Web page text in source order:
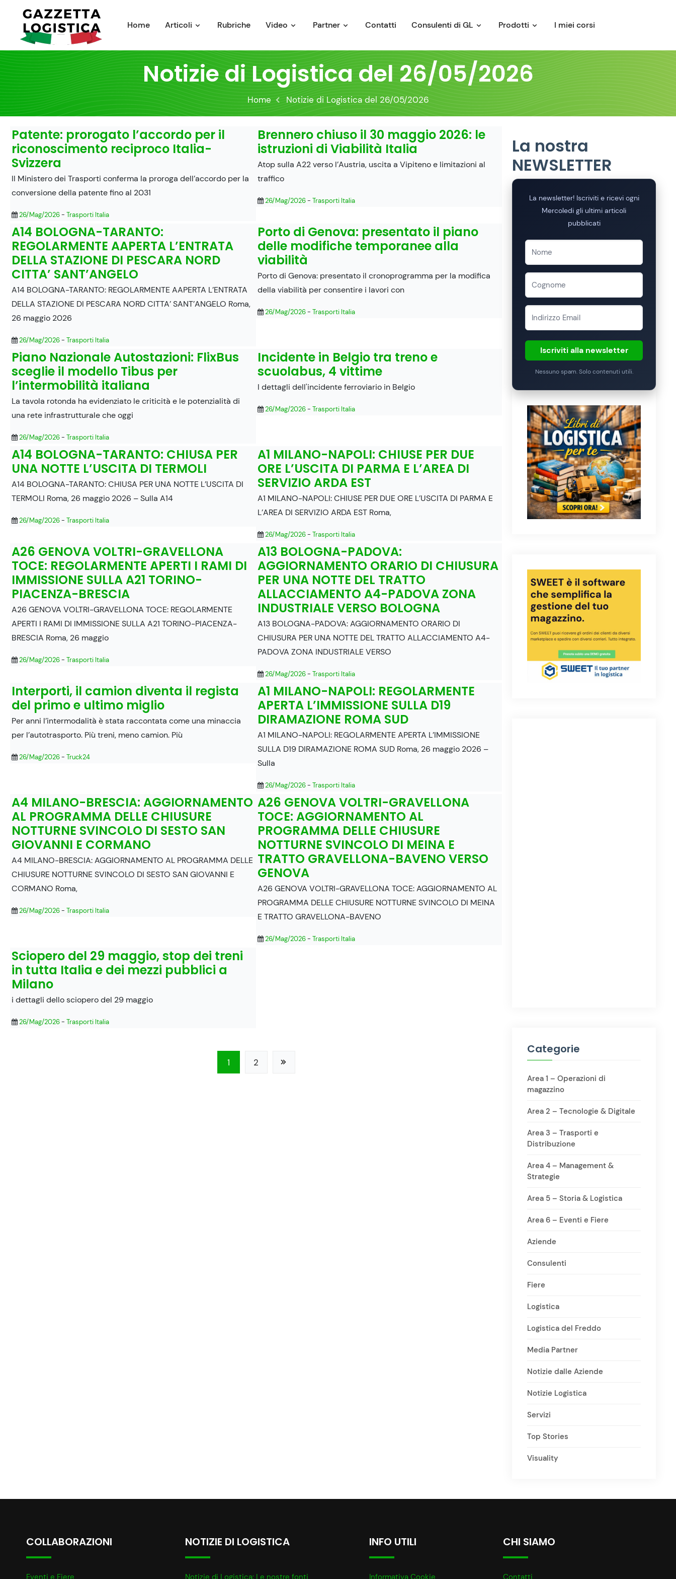
content
Home Articoli Rubriche Video Partner Contatti Consulenti di GL Prodotti I miei corsi
Notizie di Logistica del 26/05/2026
Home Notizie di Logistica del 26/05/2026
Patente: prorogato l’accordo per il
riconoscimento reciproco Italia-
Svizzera
Il Ministero dei Trasporti conferma la proroga dell’accordo per la
conversione della patente fino al 2031
26/Mag/2026- Trasporti Italia
Brennero chiuso il 30 maggio 2026: le
istruzioni di Viabilità Italia
Atop sulla A22 verso l’Austria, uscita a Vipiteno e limitazioni al
traffico
26/Mag/2026- Trasporti Italia
A14 BOLOGNA-TARANTO:
REGOLARMENTE AAPERTA L’ENTRATA
DELLA STAZIONE DI PESCARA NORD
CITTA’ SANT’ANGELO
A14 BOLOGNA-TARANTO: REGOLARMENTE AAPERTA L’ENTRATA
DELLA STAZIONE DI PESCARA NORD CITTA’ SANT’ANGELO Roma,
26 maggio 2026
26/Mag/2026- Trasporti Italia
Porto di Genova: presentato il piano
delle modifiche temporanee alla
viabilità
Porto di Genova: presentato il cronoprogramma per la modifica
della viabilità per consentire i lavori con
26/Mag/2026- Trasporti Italia
Piano Nazionale Autostazioni: FlixBus
sceglie il modello Tibus per
l’intermobilità italiana
La tavola rotonda ha evidenziato le criticità e le potenzialità di
una rete infrastrutturale che oggi
26/Mag/2026- Trasporti Italia
Incidente in Belgio tra treno e
scuolabus, 4 vittime
I dettagli dell'incidente ferroviario in Belgio
26/Mag/2026- Trasporti Italia
A14 BOLOGNA-TARANTO: CHIUSA PER
UNA NOTTE L’USCITA DI TERMOLI
A14 BOLOGNA-TARANTO: CHIUSA PER UNA NOTTE L’USCITA DI
TERMOLI Roma, 26 maggio 2026 – Sulla A14
26/Mag/2026- Trasporti Italia
A1 MILANO-NAPOLI: CHIUSE PER DUE
ORE L’USCITA DI PARMA E L’AREA DI
SERVIZIO ARDA EST
A1 MILANO-NAPOLI: CHIUSE PER DUE ORE L’USCITA DI PARMA E
L’AREA DI SERVIZIO ARDA EST Roma,
26/Mag/2026- Trasporti Italia
A26 GENOVA VOLTRI-GRAVELLONA
TOCE: REGOLARMENTE APERTI I RAMI DI
IMMISSIONE SULLA A21 TORINO-
PIACENZA-BRESCIA
A26 GENOVA VOLTRI-GRAVELLONA TOCE: REGOLARMENTE
APERTI I RAMI DI IMMISSIONE SULLA A21 TORINO-PIACENZA-
BRESCIA Roma, 26 maggio
26/Mag/2026- Trasporti Italia
A13 BOLOGNA-PADOVA:
AGGIORNAMENTO ORARIO DI CHIUSURA
PER UNA NOTTE DEL TRATTO
ALLACCIAMENTO A4-PADOVA ZONA
INDUSTRIALE VERSO BOLOGNA
A13 BOLOGNA-PADOVA: AGGIORNAMENTO ORARIO DI
CHIUSURA PER UNA NOTTE DEL TRATTO ALLACCIAMENTO A4-
PADOVA ZONA INDUSTRIALE VERSO
26/Mag/2026- Trasporti Italia
Interporti, il camion diventa il regista
del primo e ultimo miglio
Per anni l’intermodalità è stata raccontata come una minaccia
per l’autotrasporto. Più treni, meno camion. Più
26/Mag/2026- Truck24
A1 MILANO-NAPOLI: REGOLARMENTE
APERTA L’IMMISSIONE SULLA D19
DIRAMAZIONE ROMA SUD
A1 MILANO-NAPOLI: REGOLARMENTE APERTA L’IMMISSIONE
SULLA D19 DIRAMAZIONE ROMA SUD Roma, 26 maggio 2026 –
Sulla
26/Mag/2026- Trasporti Italia
A4 MILANO-BRESCIA: AGGIORNAMENTO
AL PROGRAMMA DELLE CHIUSURE
NOTTURNE SVINCOLO DI SESTO SAN
GIOVANNI E CORMANO
A4 MILANO-BRESCIA: AGGIORNAMENTO AL PROGRAMMA DELLE
CHIUSURE NOTTURNE SVINCOLO DI SESTO SAN GIOVANNI E
CORMANO Roma,
26/Mag/2026- Trasporti Italia
A26 GENOVA VOLTRI-GRAVELLONA
TOCE: AGGIORNAMENTO AL
PROGRAMMA DELLE CHIUSURE
NOTTURNE SVINCOLO DI MEINA E
TRATTO GRAVELLONA-BAVENO VERSO
GENOVA
A26 GENOVA VOLTRI-GRAVELLONA TOCE: AGGIORNAMENTO AL
PROGRAMMA DELLE CHIUSURE NOTTURNE SVINCOLO DI MEINA
E TRATTO GRAVELLONA-BAVENO
26/Mag/2026- Trasporti Italia
Sciopero del 29 maggio, stop dei treni
in tutta Italia e dei mezzi pubblici a
Milano
i dettagli dello sciopero del 29 maggio
26/Mag/2026- Trasporti Italia
1 2
La nostra
NEWSLETTER
La newsletter! Iscriviti e ricevi ogni
Mercoledi gli ultimi articoli
pubblicati
Iscriviti alla newsletter
Nessuno spam. Solo contenuti utili.
Categorie
Area 1 – Operazioni di
magazzino
Area 2 – Tecnologie & Digitale
Area 3 – Trasporti e
Distribuzione
Area 4 – Management &
Strategie
Area 5 – Storia & Logistica
Area 6 – Eventi e Fiere
Aziende
Consulenti
Fiere
Logistica
Logistica del Freddo
Media Partner
Notizie dalle Aziende
Notizie Logistica
Servizi
Top Stories
Visuality
COLLABORAZIONI
Eventi e Fiere
NOTIZIE DI LOGISTICA
Notizie di Logistica: Le nostre fonti
INFO UTILI
Informativa Cookie
CHI SIAMO
Contatti